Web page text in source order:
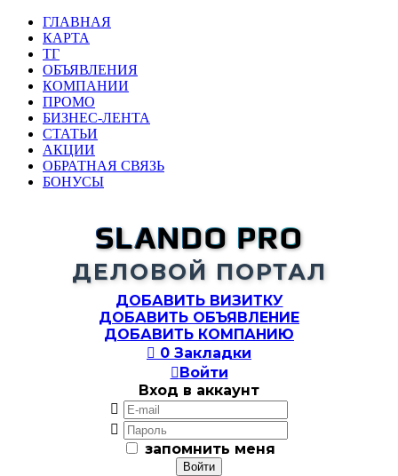
ГЛАВНАЯ
КАРТА
ТГ
ОБЪЯВЛЕНИЯ
КОМПАНИИ
ПРОМО
БИЗНЕС-ЛЕНТА
СТАТЬИ
АКЦИИ
ОБРАТНАЯ СВЯЗЬ
БОНУСЫ
SLANDO PRO
ДЕЛОВОЙ ПОРТАЛ
ДОБАВИТЬ ВИЗИТКУ
ДОБАВИТЬ ОБЪЯВЛЕНИЕ
ДОБАВИТЬ КОМПАНИЮ
 0 Закладки
Войти
Вход в аккаунт


запомнить меня